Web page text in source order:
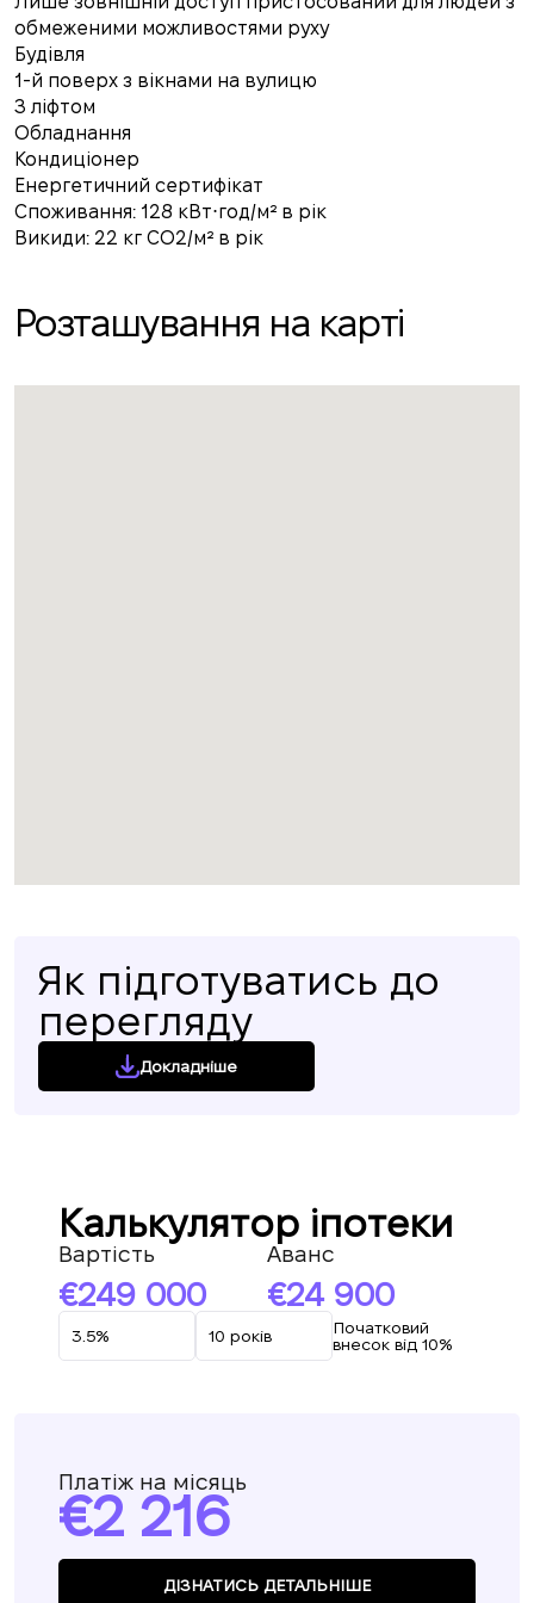
обмеженими можливостями руху
Будівля
1-й поверх з вікнами на вулицю
З ліфтом
Обладнання
Кондиціонер
Енергетичний сертифікат
Споживання: 128 кВт⋅год/м² в рік
Викиди: 22 кг CO2/м² в рік
Розташування на карті
Як підготуватись до
перегляду
Докладніше
Калькулятор іпотеки
Вартість
249 000
Аванс
24 900
Початковий
внесок від 10%
Платіж на місяць
2 216
ДІЗНАТИСЬ ДЕТАЛЬНІШЕ